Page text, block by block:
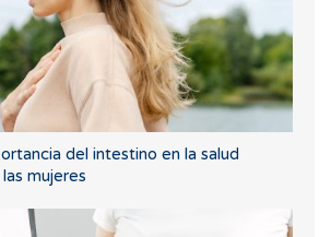
del intestino en la salud
mujeres